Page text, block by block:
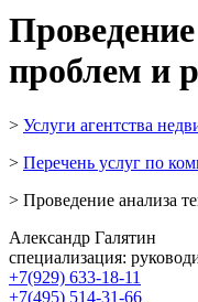
проблем и
> Услуги агентства
> Перечень услуг по
> Проведение анализа
Александр Галятин
специализация:
+7(929) 633-18-11
+7(495) 514-31-66